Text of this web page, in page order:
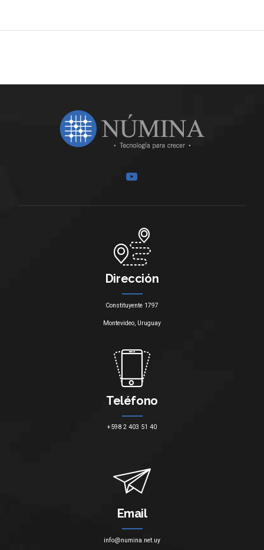
Dirección
Constituyente 1797
Montevideo, Uruguay
Teléfono
+598 2 403 51 40
Email
info@numina.net.uy